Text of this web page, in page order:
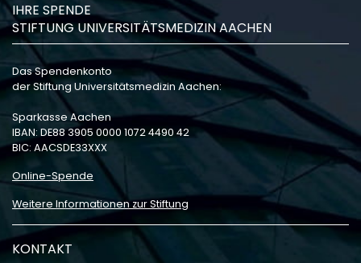
IHRE SPENDE
STIFTUNG UNIVERSITÄTSMEDIZIN AACHEN
Das Spendenkonto
der Stiftung Universitätsmedizin Aachen:
Sparkasse Aachen
IBAN: DE88 3905 0000 1072 4490 42
BIC: AACSDE33XXX
Online-Spende
Weitere Informationen zur Stiftung
KONTAKT